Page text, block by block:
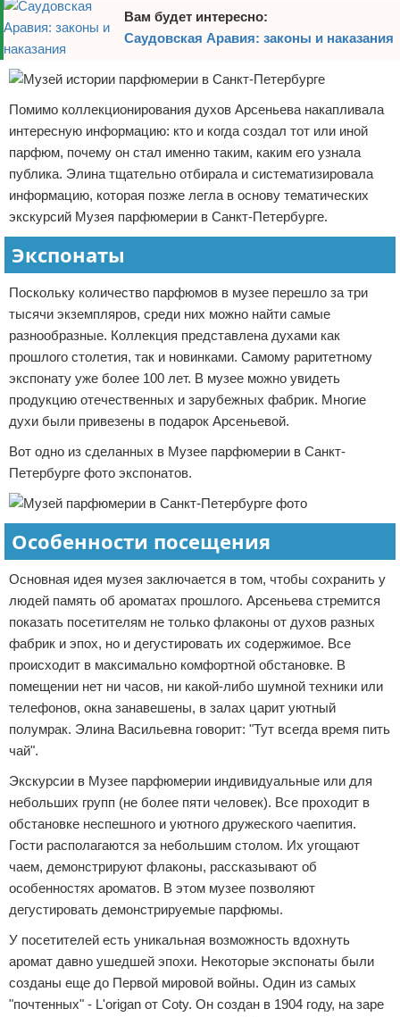
Вам будет интересно:
Саудовская Аравия: законы и наказания
Помимо коллекционирования духов Арсеньева накапливала
интересную информацию: кто и когда создал тот или иной
парфюм, почему он стал именно таким, каким его узнала
публика. Элина тщательно отбирала и систематизировала
информацию, которая позже легла в основу тематических
экскурсий Музея парфюмерии в Санкт-Петербурге.
Экспонаты
Поскольку количество парфюмов в музее перешло за три
тысячи экземпляров, среди них можно найти самые
разнообразные. Коллекция представлена духами как
прошлого столетия, так и новинками. Самому раритетному
экспонату уже более 100 лет. В музее можно увидеть
продукцию отечественных и зарубежных фабрик. Многие
духи были привезены в подарок Арсеньевой.
Вот одно из сделанных в Музее парфюмерии в Санкт-
Петербурге фото экспонатов.
Особенности посещения
Основная идея музея заключается в том, чтобы сохранить у
людей память об ароматах прошлого. Арсеньева стремится
показать посетителям не только флаконы от духов разных
фабрик и эпох, но и дегустировать их содержимое. Все
происходит в максимально комфортной обстановке. В
помещении нет ни часов, ни какой-либо шумной техники или
телефонов, окна занавешены, в залах царит уютный
полумрак. Элина Васильевна говорит: "Тут всегда время пить
чай".
Экскурсии в Музее парфюмерии индивидуальные или для
небольших групп (не более пяти человек). Все проходит в
обстановке неспешного и уютного дружеского чаепития.
Гости располагаются за небольшим столом. Их угощают
чаем, демонстрируют флаконы, рассказывают об
особенностях ароматов. В этом музее позволяют
дегустировать демонстрируемые парфюмы.
У посетителей есть уникальная возможность вдохнуть
аромат давно ушедшей эпохи. Некоторые экспонаты были
созданы еще до Первой мировой войны. Один из самых
"почтенных" - L'origan от Coty. Он создан в 1904 году, на заре